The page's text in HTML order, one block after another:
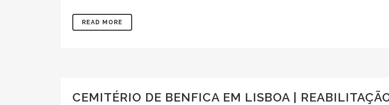
READ MORE
CEMITÉRIO DE BENFICA EM LISBOA |